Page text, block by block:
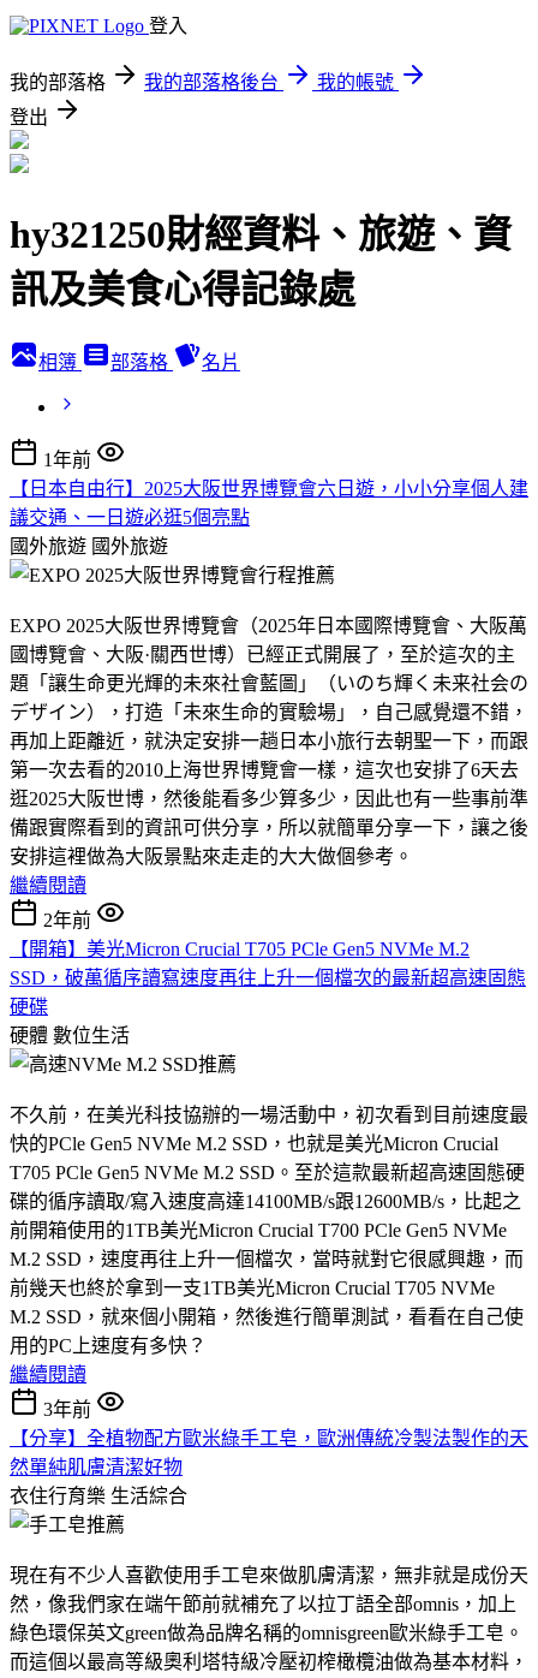
登入
我的部落格 我的部落格後台
我的帳號
登出
hy321250財經資料、旅遊、資
訊及美食心得記錄處
相簿 部落格 名片
1年前
【日本自由行】2025大阪世界博覽會六日遊，小小分享個人建
議交通、一日遊必逛5個亮點
國外旅遊 國外旅遊
EXPO 2025大阪世界博覽會（2025年日本國際博覽會、大阪萬
國博覽會、大阪·關西世博）已經正式開展了，至於這次的主
題「讓生命更光輝的未來社會藍圖」（いのち輝く未来社会の
デザイン），打造「未來生命的實驗場」，自己感覺還不錯，
再加上距離近，就決定安排一趟日本小旅行去朝聖一下，而跟
第一次去看的2010上海世界博覽會一樣，這次也安排了6天去
逛2025大阪世博，然後能看多少算多少，因此也有一些事前準
備跟實際看到的資訊可供分享，所以就簡單分享一下，讓之後
安排這裡做為大阪景點來走走的大大做個參考。
繼續閱讀
2年前
【開箱】美光Micron Crucial T705 PCle Gen5 NVMe M.2
SSD，破萬循序讀寫速度再往上升一個檔次的最新超高速固態
硬碟
硬體 數位生活
不久前，在美光科技協辦的一場活動中，初次看到目前速度最
快的PCle Gen5 NVMe M.2 SSD，也就是美光Micron Crucial
T705 PCle Gen5 NVMe M.2 SSD。至於這款最新超高速固態硬
碟的循序讀取/寫入速度高達14100MB/s跟12600MB/s，比起之
前開箱使用的1TB美光Micron Crucial T700 PCle Gen5 NVMe
M.2 SSD，速度再往上升一個檔次，當時就對它很感興趣，而
前幾天也終於拿到一支1TB美光Micron Crucial T705 NVMe
M.2 SSD，就來個小開箱，然後進行簡單測試，看看在自己使
用的PC上速度有多快？
繼續閱讀
3年前
【分享】全植物配方歐米綠手工皂，歐洲傳統冷製法製作的天
然單純肌膚清潔好物
衣住行育樂 生活綜合
現在有不少人喜歡使用手工皂來做肌膚清潔，無非就是成份天
然，像我們家在端午節前就補充了以拉丁語全部omnis，加上
綠色環保英文green做為品牌名稱的omnisgreen歐米綠手工皂。
而這個以最高等級奧利塔特級冷壓初榨橄欖油做為基本材料，